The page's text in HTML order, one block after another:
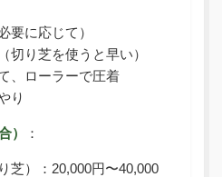
要に応じて）
切り芝を使うと早い）
、ローラーで圧着
り
） ：
芝）：20,000円〜40,000